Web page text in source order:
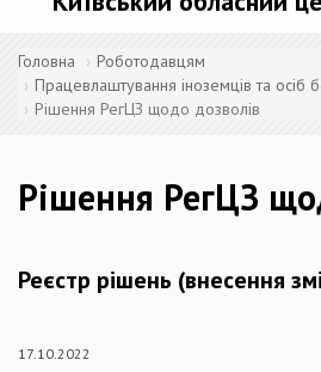
Головна
Роботодавцям
Працевлаштування іноземців та осіб
Рішення РегЦЗ щодо дозволів
Рішення РегЦЗ
Реєстр рішень (внесення
17.10.2022